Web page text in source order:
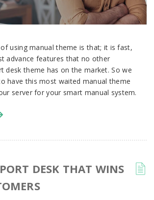
using manual theme is that; it is fast,
advance features that no other
desk theme has on the market. So we
have this most waited manual theme
server for your smart manual system.
DESK THAT WINS